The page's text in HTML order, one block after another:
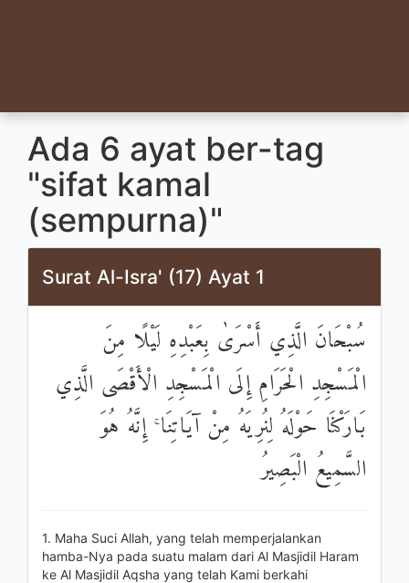
Ada 6 ayat ber-tag
"sifat kamal
(sempurna)"
Surat Al-Isra' (17) Ayat 1
سُبْحَانَ الَّذِي أَسْرَىٰ بِعَبْدِهِ لَيْلًا مِنَ
الْمَسْجِدِ الْحَرَامِ إِلَى الْمَسْجِدِ الْأَقْصَى الَّذِي
بَارَكْنَا حَوْلَهُ لِنُرِيَهُ مِنْ آيَاتِنَا ۚ إِنَّهُ هُوَ
السَّمِيعُ الْبَصِيرُ
1. Maha Suci Allah, yang telah memperjalankan
hamba-Nya pada suatu malam dari Al Masjidil Haram
ke Al Masjidil Aqsha yang telah Kami berkahi